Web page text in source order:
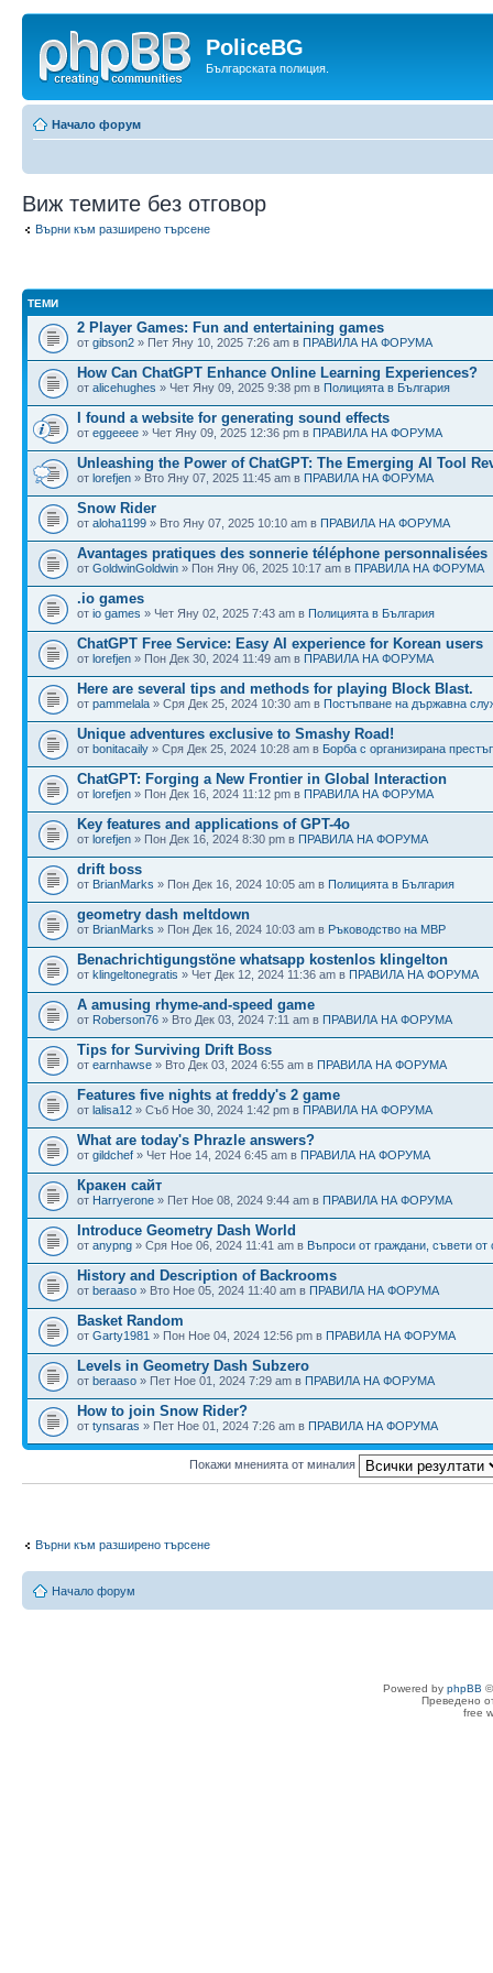
PoliceBG
Българската полиция.
Начало форум
Виж темите без отговор
Върни към разширено търсене
ТЕМИ
2 Player Games: Fun and entertaining games
от gibson2 » Пет Яну 10, 2025 7:26 am в ПРАВИЛА НА ФОРУМА
How Can ChatGPT Enhance Online Learning Experiences?
от alicehughes » Чет Яну 09, 2025 9:38 pm в Полицията в България
I found a website for generating sound effects
от eggeeee » Чет Яну 09, 2025 12:36 pm в ПРАВИЛА НА ФОРУМА
Unleashing the Power of ChatGPT: The Emerging AI Tool
от lorefjen » Вто Яну 07, 2025 11:45 am в ПРАВИЛА НА ФОРУМА
Snow Rider
от aloha1199 » Вто Яну 07, 2025 10:10 am в ПРАВИЛА НА ФОРУМА
Avantages pratiques des sonnerie téléphone personnalisées
от GoldwinGoldwin » Пон Яну 06, 2025 10:17 am в ПРАВИЛА НА ФОРУМА
.io games
от io games » Чет Яну 02, 2025 7:43 am в Полицията в България
ChatGPT Free Service: Easy AI experience for Korean users
от lorefjen » Пон Дек 30, 2024 11:49 am в ПРАВИЛА НА ФОРУМА
Here are several tips and methods for playing Block Blast.
от pammelala » Сря Дек 25, 2024 10:30 am в Постъпване на държавна
Unique adventures exclusive to Smashy Road!
от bonitacaily » Сря Дек 25, 2024 10:28 am в Борба с организирана
ChatGPT: Forging a New Frontier in Global Interaction
от lorefjen » Пон Дек 16, 2024 11:12 pm в ПРАВИЛА НА ФОРУМА
Key features and applications of GPT-4o
от lorefjen » Пон Дек 16, 2024 8:30 pm в ПРАВИЛА НА ФОРУМА
drift boss
от BrianMarks » Пон Дек 16, 2024 10:05 am в Полицията в България
geometry dash meltdown
от BrianMarks » Пон Дек 16, 2024 10:03 am в Ръководство на МВР
Benachrichtigungstöne whatsapp kostenlos klingelton
от klingeltonegratis » Чет Дек 12, 2024 11:36 am в ПРАВИЛА НА ФОРУМА
A amusing rhyme-and-speed game
от Roberson76 » Вто Дек 03, 2024 7:11 am в ПРАВИЛА НА ФОРУМА
Tips for Surviving Drift Boss
от earnhawse » Вто Дек 03, 2024 6:55 am в ПРАВИЛА НА ФОРУМА
Features five nights at freddy's 2 game
от lalisa12 » Съб Ное 30, 2024 1:42 pm в ПРАВИЛА НА ФОРУМА
What are today's Phrazle answers?
от gildchef » Чет Ное 14, 2024 6:45 am в ПРАВИЛА НА ФОРУМА
Кракен сайт
от Harryerone » Пет Ное 08, 2024 9:44 am в ПРАВИЛА НА ФОРУМА
Introduce Geometry Dash World
от anypng » Сря Ное 06, 2024 11:41 am в Въпроси от граждани, съвети от
History and Description of Backrooms
от beraaso » Вто Ное 05, 2024 11:40 am в ПРАВИЛА НА ФОРУМА
Basket Random
от Garty1981 » Пон Ное 04, 2024 12:56 pm в ПРАВИЛА НА ФОРУМА
Levels in Geometry Dash Subzero
от beraaso » Пет Ное 01, 2024 7:29 am в ПРАВИЛА НА ФОРУМА
How to join Snow Rider?
от tynsaras » Пет Ное 01, 2024 7:26 am в ПРАВИЛА НА ФОРУМА
Покажи мненията от миналия
Върни към разширено търсене
Начало форум
Powered by phpBB
Преведено
free